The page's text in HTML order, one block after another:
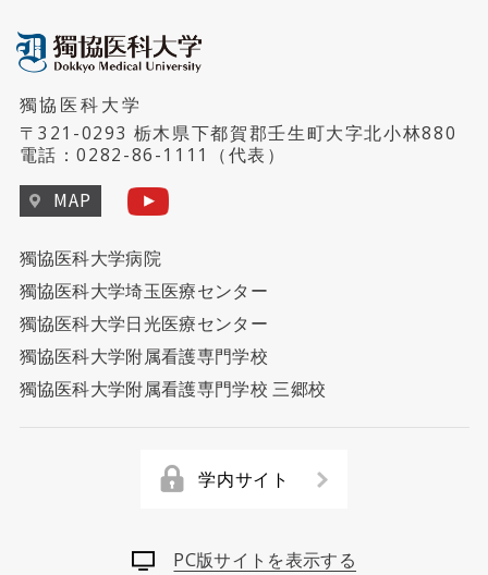
獨協医科大学
〒321-0293 栃木県下都賀郡壬生町大字北小林880
電話：0282-86-1111 （代表）
MAP
獨協医科大学病院
獨協医科大学埼玉医療センター
獨協医科大学日光医療センター
獨協医科大学附属看護専門学校
獨協医科大学附属看護専門学校 三郷校
学内サイト
PC版サイトを表示する